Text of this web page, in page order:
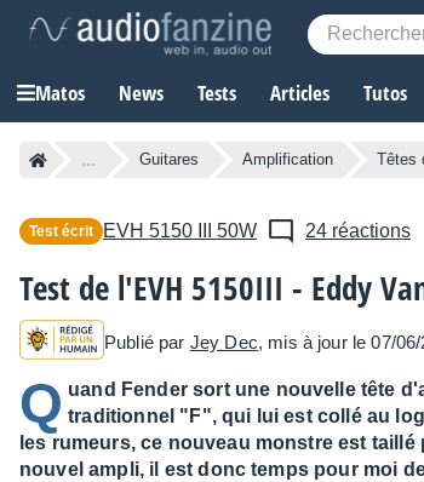
Matos News Tests Articles Tutos
... Guitares Amplification Têtes
Test écrit EVH 5150 III 50W 24 réactions
Test de l'EVH 5150III - Eddy
Publié par Jey Dec, mis à jour le 07/
Q uand Fender sort une nouvelle tête
traditionnel "F", qui lui est collé au
les rumeurs, ce nouveau monstre est
nouvel ampli, il est donc temps pour moi